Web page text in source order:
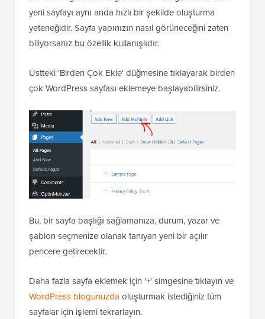
yeni sayfayı aynı anda hızlı bir şekilde oluşturma
yeteneğidir. Sayfa yapınızın nasıl görüneceğini zaten
biliyorsanız bu özellik kullanışlıdır.
Üstteki 'Birden Çok Ekle' düğmesine tıklayarak birden
çok WordPress sayfası eklemeye başlayabilirsiniz.
Bu, bir sayfa başlığı sağlamanıza, durum, yazar ve
şablon seçmenize olanak tanıyan yeni bir açılır
pencere getirecektir.
Daha fazla sayfa eklemek için '+' simgesine tıklayın ve
WordPress blogunuzda oluşturmak istediğiniz tüm
sayfalar için işlemi tekrarlayın.